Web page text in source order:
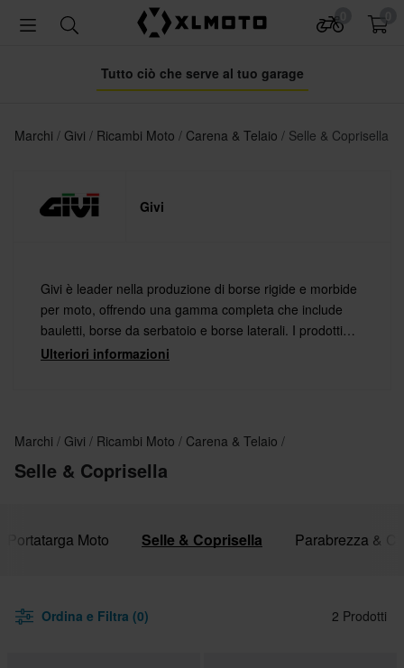
Tutto ciò che serve al tuo garage
Marchi Givi Ricambi Moto Carena & Telaio Selle & Coprisella
Givi
Givi è leader nella produzione di borse rigide e morbide
per moto, offrendo una gamma completa che include
bauletti, borse da serbatoio e borse laterali. I prodotti
GIVI sono noti per l'ottima qualità e l'elevata resistenza
Ulteriori informazioni
Marchi Givi Ricambi Moto Carena & Telaio
Selle & Coprisella
Portatarga Moto Selle & Coprisella Parabrezza &
Ordina e Filtra (0) 2 Prodotti